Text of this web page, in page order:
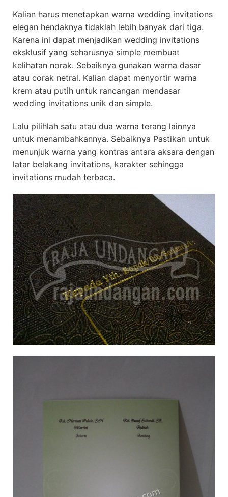
Kalian harus menetapkan warna wedding invitations
elegan hendaknya tidaklah lebih banyak dari tiga.
Karena ini dapat menjadikan wedding invitations
eksklusif yang seharusnya simple membuat
kelihatan norak. Sebaiknya gunakan warna dasar
atau corak netral. Kalian dapat menyortir warna
krem atau putih untuk rancangan mendasar
wedding invitations unik dan simple.
Lalu pilihlah satu atau dua warna terang lainnya
untuk menambahkannya. Sebaiknya Pastikan untuk
menunjuk warna yang kontras antara aksara dengan
latar belakang invitations, karakter sehingga
invitations mudah terbaca.